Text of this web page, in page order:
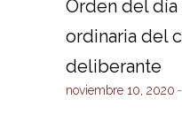
Orden del
ordinaria del
deliberante
noviembre 10, 2020